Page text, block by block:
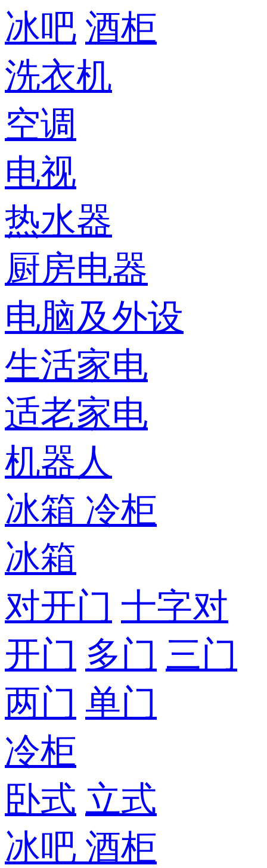
冰吧 酒柜
洗衣机
空调
电视
热水器
厨房电器
电脑及外设
生活家电
适老家电
机器人
冰箱 冷柜
冰箱
对开门 十字对
开门 多门 三门
两门 单门
冷柜
卧式 立式
冰吧 酒柜